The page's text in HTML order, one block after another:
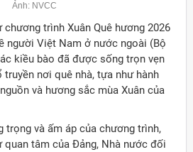
Ảnh: NVCC
trình Xuân Quê hương 2026
người Việt Nam ở nước ngoài (Bộ
kiều bào đã được sống trọn vẹn
nơi quê nhà, tựa như hành
và hương sắc mùa Xuân của
trọng và ấm áp của chương trình,
quan tâm của Đảng, Nhà nước đối